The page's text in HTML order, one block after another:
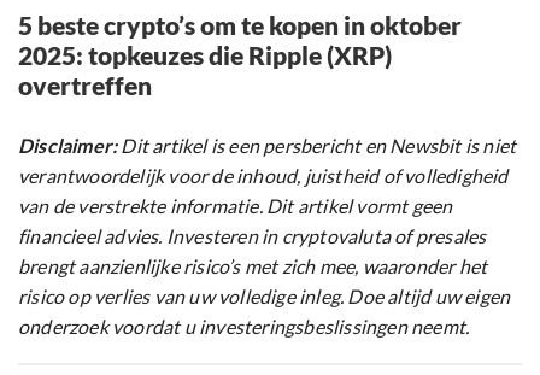
5 beste crypto’s om te kopen in oktober
2025: topkeuzes die Ripple (XRP)
overtreffen
Disclaimer:Dit artikel is een persbericht en Newsbit is niet
verantwoordelijk voor de inhoud, juistheid of volledigheid
van de verstrekte informatie. Dit artikel vormt geen
financieel advies. Investeren in cryptovaluta of presales
brengt aanzienlijke risico’s met zich mee, waaronder het
risico op verlies van uw volledige inleg. Doe altijd uw eigen
onderzoek voordat u investeringsbeslissingen neemt.